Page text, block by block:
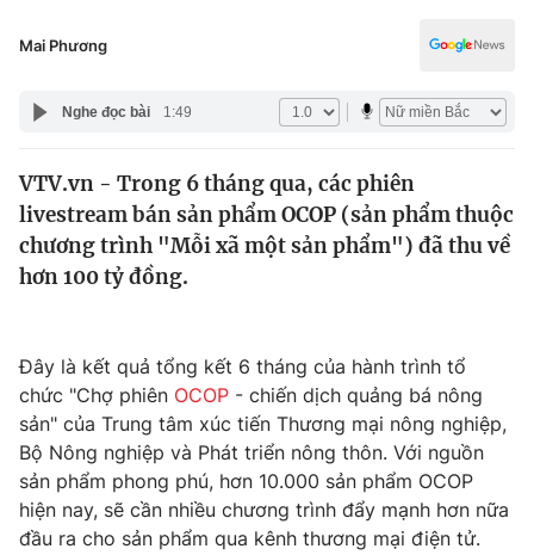
Pháp luật
Thế giới
Tin tức
Câu chuyện quốc tế
Tài chính
Thị trường
Góc doanh nghiệp
Dữ liệu và đời sống
Truyền hình
Phim VTV
Hậu trường
Giải trí
Y tế
Công nghệ
Mai Phương
Nghe đọc bài 1:49
VTV.vn - Trong 6 tháng qua, các phiên
livestream bán sản phẩm OCOP (sản phẩm thuộc
chương trình "Mỗi xã một sản phẩm") đã thu về
hơn 100 tỷ đồng.
Đây là kết quả tổng kết 6 tháng của hành trình tổ
chức "Chợ phiên OCOP - chiến dịch quảng bá nông
sản" của Trung tâm xúc tiến Thương mại nông nghiệp,
Bộ Nông nghiệp và Phát triển nông thôn. Với nguồn
sản phẩm phong phú, hơn 10.000 sản phẩm OCOP
hiện nay, sẽ cần nhiều chương trình đẩy mạnh hơn nữa
đầu ra cho sản phẩm qua kênh thương mại điện tử.